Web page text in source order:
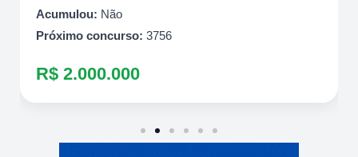
Acumulou: Não
Próximo concurso: 3756
R$ 2.000.000